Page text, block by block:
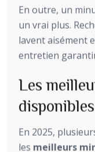
En outre, un
un vrai plus.
lavent aisément
entretien
Les
En 2025,
les meilleurs